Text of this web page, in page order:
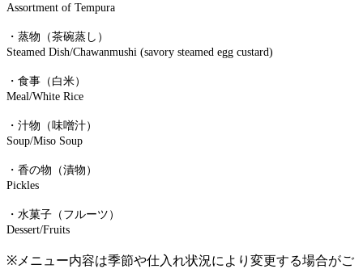
Assortment of Tempura
・蒸物（茶碗蒸し）
Steamed Dish/Chawanmushi (savory steamed egg custard)
・食事（白米）
Meal/White Rice
・汁物（味噌汁）
Soup/Miso Soup
・香の物（漬物）
Pickles
・水菓子（フルーツ）
Dessert/Fruits
※メニュー内容は季節や仕入れ状況により変更する場合がご